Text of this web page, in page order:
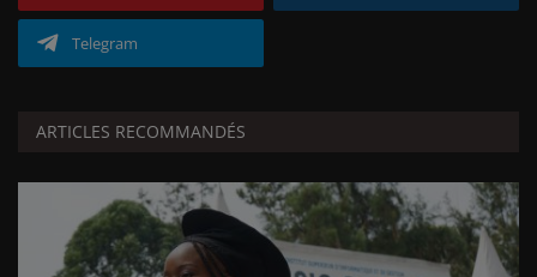
Telegram
ARTICLES RECOMMANDÉS